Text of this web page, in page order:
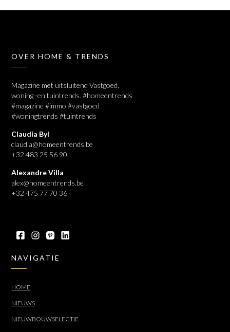
OVER HOME & TRENDS
Magazine met uitsluitend Vastgoed,
woning -en tuintrends. #homeentrends
#magazine #immo #vastgoed
#woningtrends #tuintrends
Claudia Byl
claudia@homeentrends.be
+32 483 25 56 90
Alexandre Villa
alex@homeentrends.be
+32 475 77 70 36
NAVIGATIE
HOME
NIEUWS
NIEUWBOUWSELECTIE